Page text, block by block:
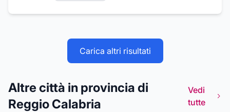
fatta a mano, secondo le antiche ricette
Ionio vi incanteranno con il loro fresco sapore.
E infine, per gli amanti della pizza, Il Lupo
Cattivo è in grado di conquistare tutti i palati
Carica altri risultati
Altre città in provincia di
Reggio Calabria
Vedi
tutte